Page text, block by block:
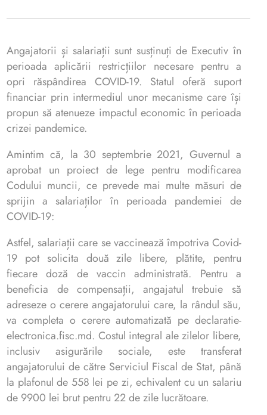
Angajatorii și salariații sunt susținuți de Executiv în
perioada aplicării restricțiilor necesare pentru a
opri răspândirea COVID-19. Statul oferă suport
financiar prin intermediul unor mecanisme care își
propun să atenueze impactul economic în perioada
crizei pandemice.
Amintim că, la 30 septembrie 2021, Guvernul a
aprobat un proiect de lege pentru modificarea
Codului muncii, ce prevede mai multe măsuri de
sprijin a salariaților în perioada pandemiei de
COVID-19:
Astfel, salariații care se vaccinează împotriva Covid-
19 pot solicita două zile libere, plătite, pentru
fiecare doză de vaccin administrată. Pentru a
beneficia de compensații, angajatul trebuie să
adreseze o cerere angajatorului care, la rândul său,
va completa o cerere automatizată pe declaratie-
electronica.fisc.md. Costul integral ale zilelor libere,
inclusiv asigurările sociale, este transferat
angajatorului de către Serviciul Fiscal de Stat, până
la plafonul de 558 lei pe zi, echivalent cu un salariu
de 9900 lei brut pentru 22 de zile lucrătoare.